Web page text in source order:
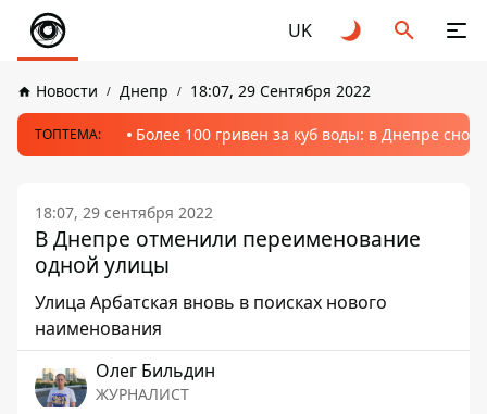
UK
Новости Днепр 18:07, 29 Сентября 2022
ТОПТЕМА: Более 100 гривен за куб воды: в Днепре
18:07, 29 сентября 2022
В Днепре отменили переименование
одной улицы
Улица Арбатская вновь в поисках нового
наименования
Олег Бильдин
ЖУРНАЛИСТ